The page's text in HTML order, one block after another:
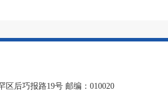
后巧报路19号 邮编：010020